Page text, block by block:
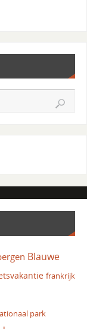
Blauwe
frankrijk
park